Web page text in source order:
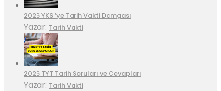
2026 YKS ’ye Tarih Vakti Damgası
Yazar: Tarih Vakti
2026 TYT Tarih Soruları ve Cevapları
Yazar: Tarih Vakti